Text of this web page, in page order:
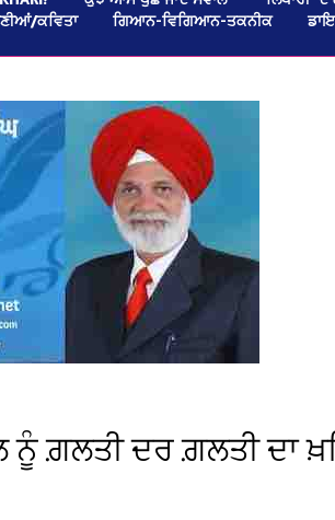
ਕਵਿਤਾ
ਗਿਆਨ-ਵਿਗਿਆਨ-ਤਕਨੀਕ
ਨੂੰ ਗ਼ਲਤੀ ਦਰ ਗ਼ਲਤੀ ਦਾ